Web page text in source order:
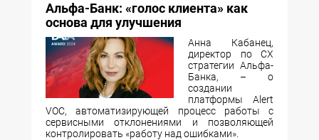
Альфа-Банк: «голос клиента» как
основа для улучшения
Анна Кабанец,
директор по CX
стратегии Альфа-
Банка, – о
создании
платформы Alert
VOC, автоматизирующей процесс работы с
сервисными отклонениями и позволяющей
контролировать «работу над ошибками».